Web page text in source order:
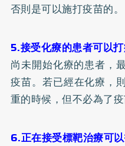
否則是可以施打疫苗的。
5.接受化療的患者可以打
尚未開始化療的患者，
疫苗。若已經在化療，
重的時候，但不必為了疫
6.正在接受標靶治療可